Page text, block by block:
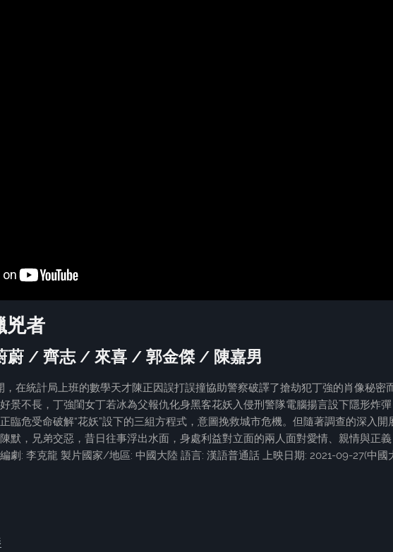
兇者
蔚 / 齊志 / 來喜 / 郭金傑 / 陳嘉男
，在統計局上班的數學天才陳正因誤打誤撞協助警察破譯了搶劫犯丁強的肖像秘密
景不長，丁強閨女丁若冰為父報仇化身黑客花妖入侵刑警隊電腦揚言設下隱形炸
臨危受命破解“花妖”設下的三組方程式，意圖挽救城市危機。但隨著調查的深入開
默，兄弟交惡，昔日往事浮出水面，身處利益對立面的兩人面對愛情、親情與正
劇: 李克龍 製片國家/地區: 中國大陸 語言: 漢語普通話 上映日期: 2021-09-27(中國